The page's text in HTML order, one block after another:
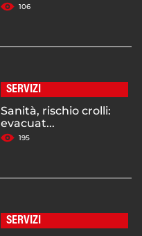
106
SERVIZI
Sanità, rischio crolli:
evacuat...
195
SERVIZI